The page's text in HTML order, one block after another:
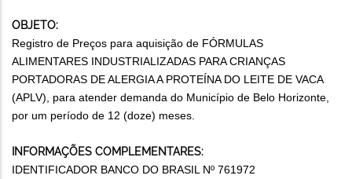
OBJETO:
Registro de Preços para aquisição de FÓRMULAS
ALIMENTARES INDUSTRIALIZADAS PARA CRIANÇAS
PORTADORAS DE ALERGIA A PROTEÍNA DO LEITE DE VACA
(APLV), para atender demanda do Município de Belo Horizonte,
por um período de 12 (doze) meses.
INFORMAÇÕES COMPLEMENTARES:
IDENTIFICADOR BANCO DO BRASIL Nº 761972